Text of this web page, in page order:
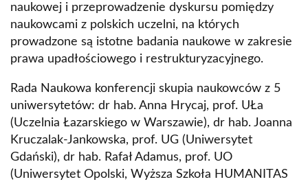
naukowej i przeprowadzenie dyskursu pomiędzy
naukowcami z polskich uczelni, na których
prowadzone są istotne badania naukowe w zakresie
prawa upadłościowego i restrukturyzacyjnego.
Rada Naukowa konferencji skupia naukowców z 5
uniwersytetów: dr hab. Anna Hrycaj, prof. UŁa
(Uczelnia Łazarskiego w Warszawie), dr hab. Joanna
Kruczalak-Jankowska, prof. UG (Uniwersytet
Gdański), dr hab. Rafał Adamus, prof. UO
(Uniwersytet Opolski, Wyższa Szkoła HUMANITAS